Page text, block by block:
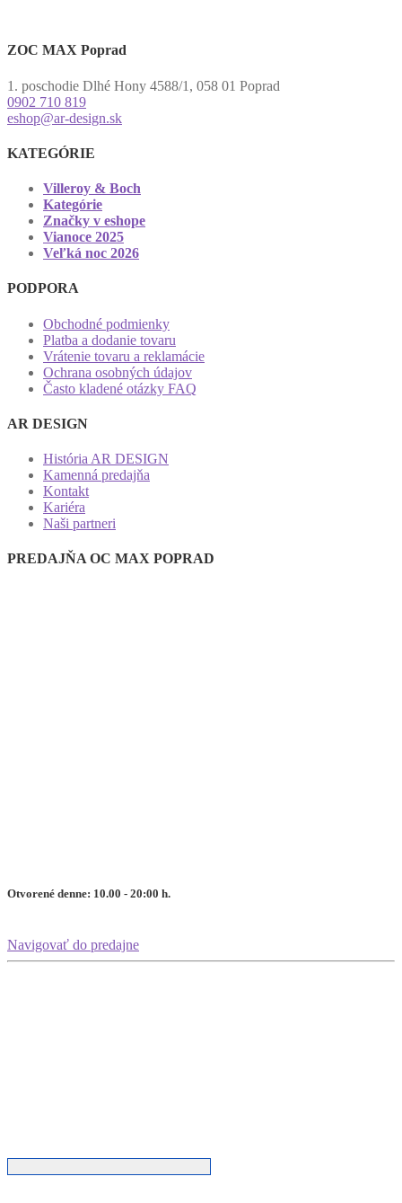
ZOC MAX Poprad
1. poschodie Dlhé Hony 4588/1, 058 01 Poprad
0902 710 819
eshop@ar-design.sk
KATEGÓRIE
Villeroy & Boch
Kategórie
Značky v eshope
Vianoce 2025
Veľká noc 2026
PODPORA
Obchodné podmienky
Platba a dodanie tovaru
Vrátenie tovaru a reklamácie
Ochrana osobných údajov
Často kladené otázky FAQ
AR DESIGN
História AR DESIGN
Kamenná predajňa
Kontakt
Kariéra
Naši partneri
PREDAJŇA OC MAX POPRAD
Otvorené denne: 10.00 - 20:00 h.
Navigovať do predajne